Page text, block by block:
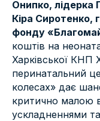
Онипко, лідерка
Кіра Сиротенко,
фонду
коштів на
Харківської КНП
перинатальний
колесах» дає
критично малою
ускладненнями